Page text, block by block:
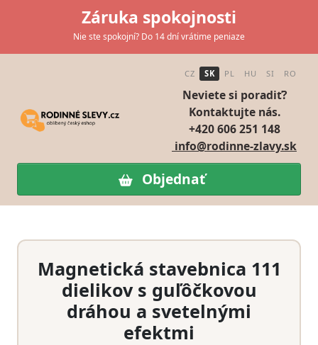
Záruka spokojnosti
Nie ste spokojní? Do 14 dní vrátime peniaze
CZ SK PL HU SI RO
Neviete si poradiť?
Kontaktujte nás.
+420 606 251 148
info@rodinne-zlavy.sk
Objednať
Magnetická stavebnica 111
dielikov s guľôčkovou
dráhou a svetelnými
efektmi